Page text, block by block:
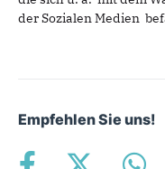
der Sozialen Medien
Empfehlen Sie uns!